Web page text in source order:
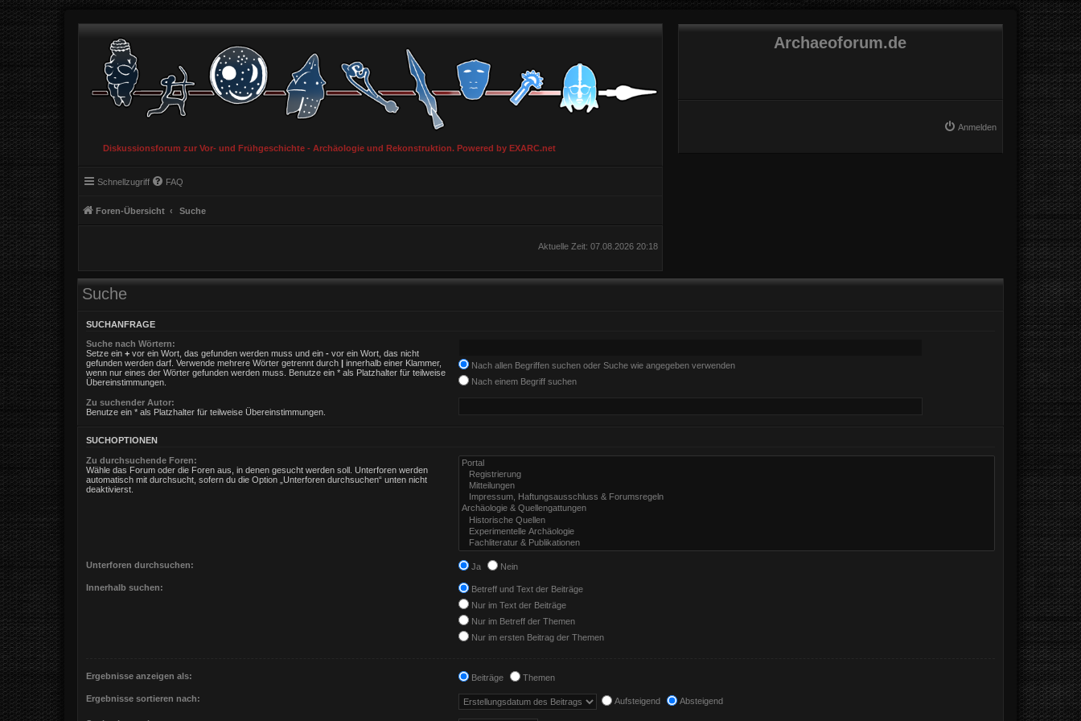
Diskussionsforum zur Vor- und Frühgeschichte - Archäologie und Rekonstruktion. Powered by EXARC.net
Archaeoforum.de
Anmelden
Schnellzugriff FAQ
Foren-Übersicht Suche
Aktuelle Zeit: 07.08.2026 20:18
Suche
SUCHANFRAGE
Suche nach Wörtern:
Setze ein + vor ein Wort, das gefunden werden muss und ein - vor ein Wort, das nicht
gefunden werden darf. Verwende mehrere Wörter getrennt durch | innerhalb einer Klammer,
wenn nur eines der Wörter gefunden werden muss. Benutze ein * als Platzhalter für teilweise
Übereinstimmungen.
Nach allen Begriffen suchen oder Suche wie angegeben verwenden
Nach einem Begriff suchen
Zu suchender Autor:
Benutze ein * als Platzhalter für teilweise Übereinstimmungen.
SUCHOPTIONEN
Zu durchsuchende Foren:
Wähle das Forum oder die Foren aus, in denen gesucht werden soll. Unterforen werden
automatisch mit durchsucht, sofern du die Option „Unterforen durchsuchen“ unten nicht
deaktivierst.
Unterforen durchsuchen: Ja Nein
Innerhalb suchen:
Betreff und Text der Beiträge
Nur im Text der Beiträge
Nur im Betreff der Themen
Nur im ersten Beitrag der Themen
Ergebnisse anzeigen als: Beiträge Themen
Ergebnisse sortieren nach: Aufsteigend Absteigend